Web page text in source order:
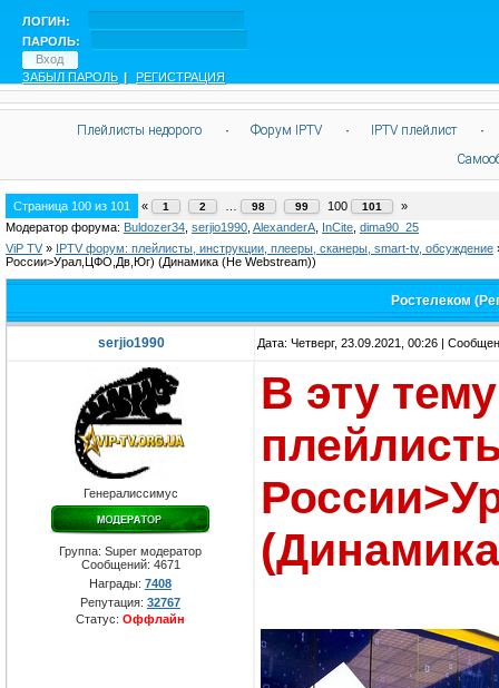
ЛОГИН:
ПАРОЛЬ:
ЗАБЫЛ ПАРОЛЬ | РЕГИСТРАЦИЯ
Плейлисты недорого · Форум IPTV · IPTV плейлист
·
Страница 100 из 101 « 1 2 98 99 100 101
»
Модератор форума: Buldozer34 serjio1990 AlexanderA InCite dima90_25
ViP TV » IPTV форум: плейлисты, инструкции, плееры, сканеры, smart-tv, обсуждение
России>Урал,ЦФО,Дв,Юг) (Динамика (Не Webstream))
Ростелеком
serjio1990 Дата: Четверг, 23.09.2021, 00:26 |
Генералиссимус
Группа: Super модератор
Сообщений: 4671
Награды: 7408
Репутация: 32767
Статус: Оффлайн
В эту